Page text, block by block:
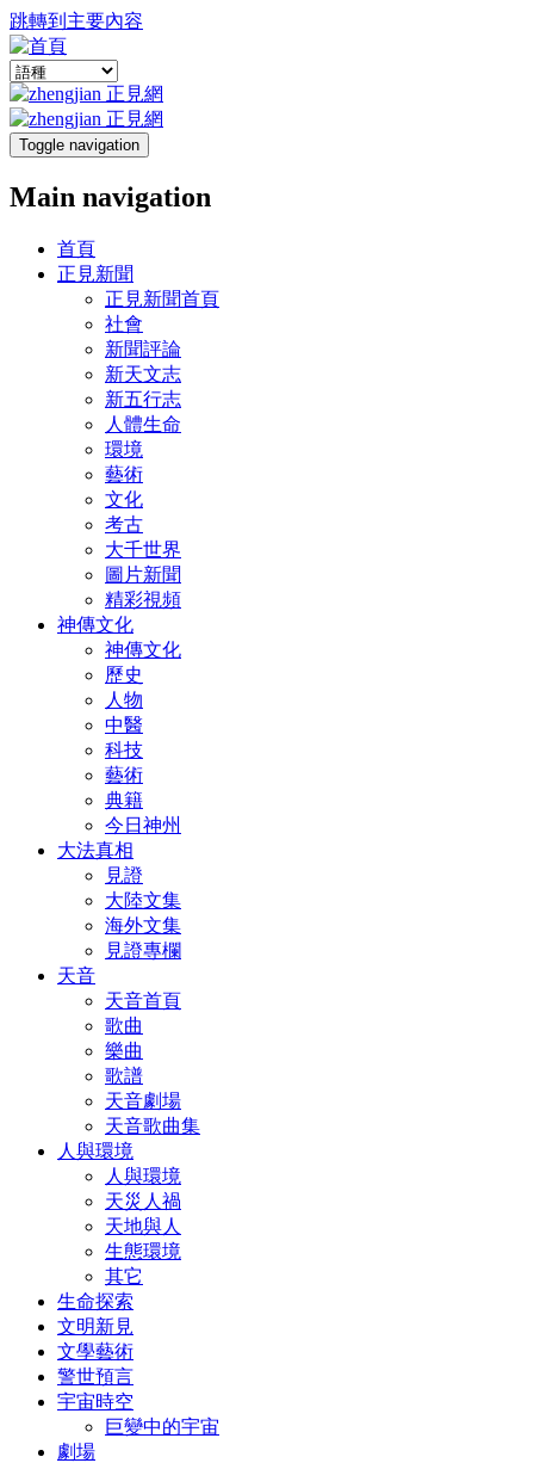
跳轉到主要內容
Toggle navigation
Main navigation
首頁
正見新聞
正見新聞首頁
社會
新聞評論
新天文志
新五行志
人體生命
環境
藝術
文化
考古
大千世界
圖片新聞
精彩視頻
神傳文化
神傳文化
歷史
人物
中醫
科技
藝術
典籍
今日神州
大法真相
見證
大陸文集
海外文集
見證專欄
天音
天音首頁
歌曲
樂曲
歌譜
天音劇場
天音歌曲集
人與環境
人與環境
天災人禍
天地與人
生態環境
其它
生命探索
文明新見
文學藝術
警世預言
宇宙時空
巨變中的宇宙
劇場